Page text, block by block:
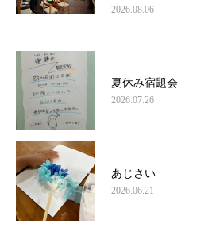
2026.08.06
夏休み宿題会
2026.07.26
あじさい
2026.06.21